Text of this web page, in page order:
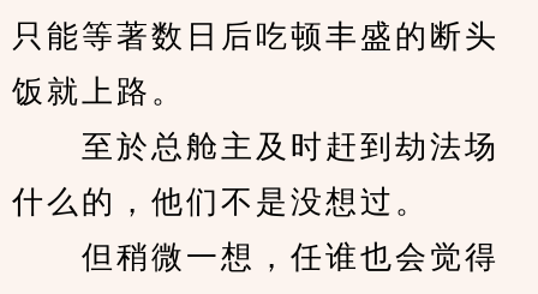
只能等著数日后吃顿丰盛的断头
饭就上路。
至於总舱主及时赶到劫法场
什么的，他们不是没想过。
但稍微一想，任谁也会觉得